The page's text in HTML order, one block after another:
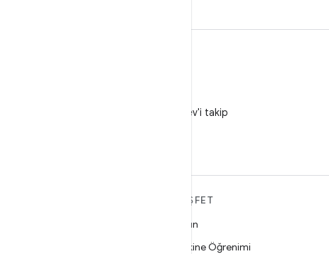
X'te @AndroidDev'i takip
KEŞFET
Oyun
Makine Öğrenimi